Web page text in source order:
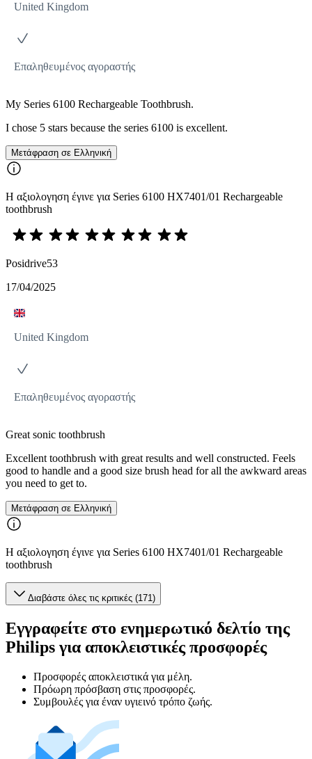
United Kingdom
Επαληθευμένος αγοραστής
My Series 6100 Rechargeable Toothbrush.
I chose 5 stars because the series 6100 is excellent.
Μετάφραση σε Ελληνική
Η αξιολογηση έγινε για Series 6100 HX7401/01 Rechargeable
toothbrush
Posidrive53
17/04/2025
United Kingdom
Επαληθευμένος αγοραστής
Great sonic toothbrush
Excellent toothbrush with great results and well constructed. Feels
good to handle and a good size brush head for all the awkward areas
you need to get to.
Μετάφραση σε Ελληνική
Η αξιολογηση έγινε για Series 6100 HX7401/01 Rechargeable
toothbrush
Διαβάστε όλες τις κριτικές (171)
Εγγραφείτε στο ενημερωτικό δελτίο της
Philips για αποκλειστικές προσφορές
Προσφορές αποκλειστικά για μέλη.
Πρόωρη πρόσβαση στις προσφορές.
Συμβουλές για έναν υγιεινό τρόπο ζωής.